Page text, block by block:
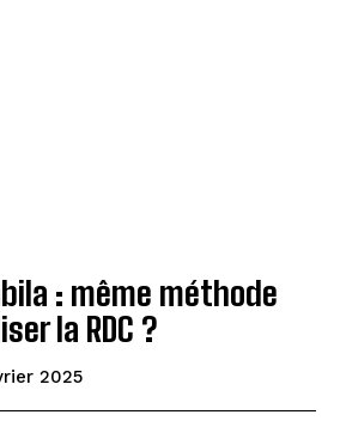
: même méthode
la RDC ?
2025